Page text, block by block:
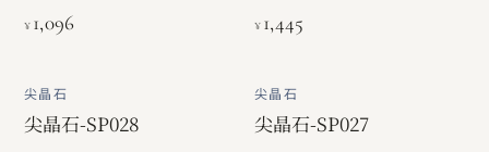
¥1,096 ¥1,445
尖晶石
尖晶石-SP028
尖晶石
尖晶石-SP027